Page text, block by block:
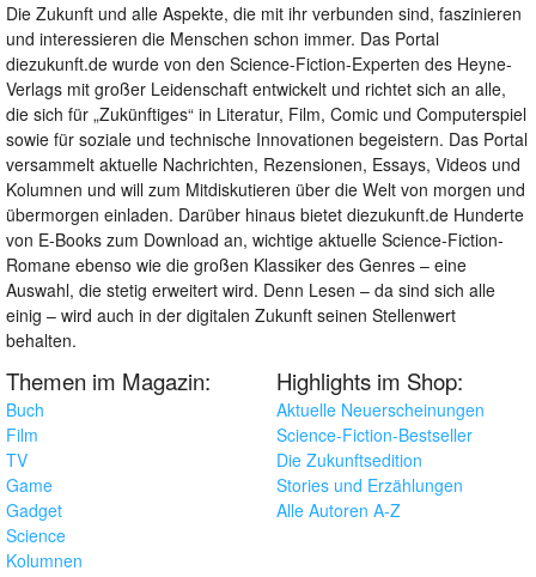
Die Zukunft und alle Aspekte, die mit ihr verbunden sind, faszinieren
und interessieren die Menschen schon immer. Das Portal
diezukunft.de wurde von den Science-Fiction-Experten des Heyne-
Verlags mit großer Leidenschaft entwickelt und richtet sich an alle,
die sich für „Zukünftiges“ in Literatur, Film, Comic und Computerspiel
sowie für soziale und technische Innovationen begeistern. Das Portal
versammelt aktuelle Nachrichten, Rezensionen, Essays, Videos und
Kolumnen und will zum Mitdiskutieren über die Welt von morgen und
übermorgen einladen. Darüber hinaus bietet diezukunft.de Hunderte
von E-Books zum Download an, wichtige aktuelle Science-Fiction-
Romane ebenso wie die großen Klassiker des Genres – eine
Auswahl, die stetig erweitert wird. Denn Lesen – da sind sich alle
einig – wird auch in der digitalen Zukunft seinen Stellenwert
behalten.
Themen im Magazin:
Buch
Film
TV
Game
Gadget
Science
Kolumnen
Highlights im Shop:
Aktuelle Neuerscheinungen
Science-Fiction-Bestseller
Die Zukunftsedition
Stories und Erzählungen
Alle Autoren A-Z